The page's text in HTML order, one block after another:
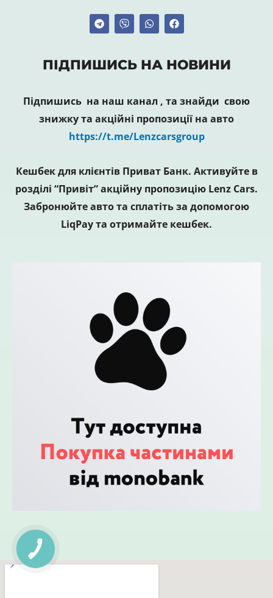
ПІДПИШИСЬ НА НОВИНИ
Підпишись на наш канал , та знайди свою
знижку та акційні пропозиції на авто
https://t.me/Lenzcarsgroup
Кешбек для клієнтів Приват Банк. Активуйте в
розділі “Привіт” акційну пропозицію Lenz Cars.
Забронюйте авто та сплатіть за допомогою
LiqPay та отримайте кешбек.